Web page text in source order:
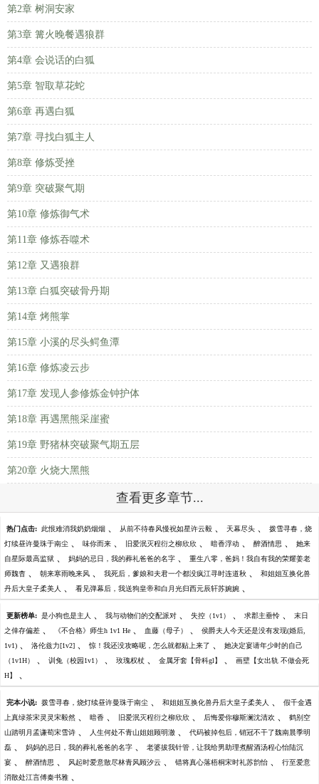
第2章 树洞安家
第3章 篝火晚餐遇狼群
第4章 会说话的白狐
第5章 智取草花蛇
第6章 再遇白狐
第7章 寻找白狐主人
第8章 修炼受挫
第9章 突破聚气期
第10章 修炼御气术
第11章 修炼吞噬术
第12章 又遇狼群
第13章 白狐突破骨丹期
第14章 烤熊掌
第15章 小溪的尽头鳄鱼潭
第16章 修炼凌云步
第17章 发现人参修炼金钟护体
第18章 再遇黑熊采崖蜜
第19章 野猪林突破聚气期五层
第20章 火烧大黑熊
查看更多章节...
热门点击: 此恨难消我奶奶烟烟 、 从前不待春风慢祝如星许云毅 、 天幕尽头 、 拨雪寻春，烧
灯续昼许曼珠于南尘 、 味你而来 、 旧爱泯灭程衍之柳欣欣 、 暗香浮动 、 醉酒情思 、 她来
自星际最高监狱 、 妈妈的忌日，我的葬礼爸爸的名字 、 重生八零，爸妈！我自有我的荣耀姜老
师魏杳 、 朝来寒雨晚来风 、 我死后，爹娘和夫君一个都没疯江寻时连道秋 、 和姐姐互换化兽
丹后大皇子柔美人 、 看见弹幕后，我送狗皇帝和白月光归西元辰轩苏婉婉 、
更新榜单: 是小狗也是主人 、 我与动物们的交配派对 、 失控（1v1） 、 求郡主垂怜 、 末日
之倖存偏差 、 《不合格》师生h 1v1 He 、 血藤（母子） 、 侯爵夫人今天还是没有发现(婚后,
1v1) 、 洛伦兹力[1v2] 、 惊！我还没攻略呢，怎么就都贴上来了 、 她决定宴请年少时的自己
（1v1H） 、 训兔（校园1v1） 、 玫瑰权杖 、 金属牙套【骨科gl】 、 画壁【女出轨 不做会死
H】 、
完本小说: 拨雪寻春，烧灯续昼许曼珠于南尘 、 和姐姐互换化兽丹后大皇子柔美人 、 假千金遇
上真绿茶宋灵灵宋毅然 、 暗香 、 旧爱泯灭程衍之柳欣欣 、 后悔爱你穆斯澜沈清欢 、 鹤别空
山踏明月孟谦荀宋雪诗 、 人生何处不青山姐姐顾明澈 、 代码被掉包后，销冠不干了魏南晨季明
磊 、 妈妈的忌日，我的葬礼爸爸的名字 、 老婆拔我针管，让我给男助理煮醒酒汤程心怡陆沉
宴 、 醉酒情思 、 风起时爱意散尽林青风顾汐云 、 错将真心落梧桐宋时礼苏韵怡 、 行至爱意
消散处江言傅秦书雅 、